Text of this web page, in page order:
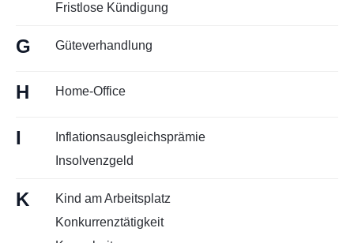
Fristlose Kündigung
G Güteverhandlung
H Home-Office
I
Inflationsausgleichsprämie
Insolvenzgeld
K
Kind am Arbeitsplatz
Konkurrenztätigkeit